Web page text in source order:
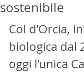
sostenibile
Col d’Orcia,
biologica dal
oggi l’unica